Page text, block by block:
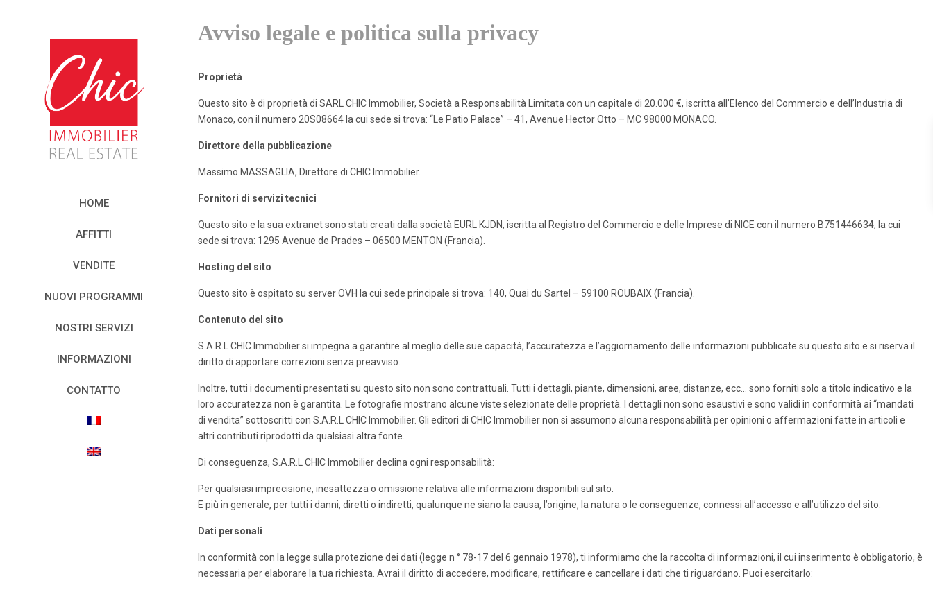
HOME
AFFITTI
VENDITE
NUOVI PROGRAMMI
NOSTRI SERVIZI
INFORMAZIONI
CONTATTO
Avviso legale e politica sulla privacy
Proprietà
Questo sito è di proprietà di SARL CHIC Immobilier, Società a Responsabilità Limitata con un capitale di 20.000 €, iscritta all’Elenco del Commercio e dell’Industria di
Monaco, con il numero 20S08664 la cui sede si trova: “Le Patio Palace” – 41, Avenue Hector Otto – MC 98000 MONACO.
Direttore della pubblicazione
Massimo MASSAGLIA, Direttore di CHIC Immobilier.
Fornitori di servizi tecnici
Questo sito e la sua extranet sono stati creati dalla società EURL KJDN, iscritta al Registro del Commercio e delle Imprese di NICE con il numero B751446634, la cui
sede si trova: 1295 Avenue de Prades – 06500 MENTON (Francia).
Hosting del sito
Questo sito è ospitato su server OVH la cui sede principale si trova: 140, Quai du Sartel – 59100 ROUBAIX (Francia).
Contenuto del sito
S.A.R.L CHIC Immobilier si impegna a garantire al meglio delle sue capacità, l’accuratezza e l’aggiornamento delle informazioni pubblicate su questo sito e si riserva il
diritto di apportare correzioni senza preavviso.
Inoltre, tutti i documenti presentati su questo sito non sono contrattuali. Tutti i dettagli, piante, dimensioni, aree, distanze, ecc… sono forniti solo a titolo indicativo e la
loro accuratezza non è garantita. Le fotografie mostrano alcune viste selezionate delle proprietà. I dettagli non sono esaustivi e sono validi in conformità ai “mandati
di vendita” sottoscritti con S.A.R.L CHIC Immobilier. Gli editori di CHIC Immobilier non si assumono alcuna responsabilità per opinioni o affermazioni fatte in articoli e
altri contributi riprodotti da qualsiasi altra fonte.
Di conseguenza, S.A.R.L CHIC Immobilier declina ogni responsabilità:
Per qualsiasi imprecisione, inesattezza o omissione relativa alle informazioni disponibili sul sito.
E più in generale, per tutti i danni, diretti o indiretti, qualunque ne siano la causa, l’origine, la natura o le conseguenze, connessi all’accesso e all’utilizzo del sito.
Dati personali
In conformità con la legge sulla protezione dei dati (legge n ° 78-17 del 6 gennaio 1978), ti informiamo che la raccolta di informazioni, il cui inserimento è obbligatorio, è
necessaria per elaborare la tua richiesta. Avrai il diritto di accedere, modificare, rettificare e cancellare i dati che ti riguardano. Puoi esercitarlo: